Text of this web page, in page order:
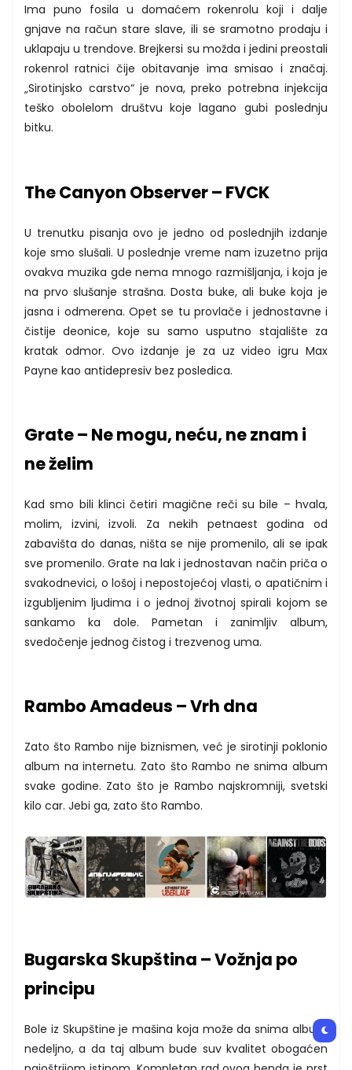
Ima puno fosila u domaćem rokenrolu koji i dalje
gnjave na račun stare slave, ili se sramotno prodaju i
uklapaju u trendove. Brejkersi su možda i jedini preostali
rokenrol ratnici čije obitavanje ima smisao i značaj.
„Sirotinjsko carstvo“ je nova, preko potrebna injekcija
teško obolelom društvu koje lagano gubi poslednju
bitku.
The Canyon Observer – FVCK
U trenutku pisanja ovo je jedno od poslednjih izdanje
koje smo slušali. U poslednje vreme nam izuzetno prija
ovakva muzika gde nema mnogo razmišljanja, i koja je
na prvo slušanje strašna. Dosta buke, ali buke koja je
jasna i odmerena. Opet se tu provlače i jednostavne i
čistije deonice, koje su samo usputno stajalište za
kratak odmor. Ovo izdanje je za uz video igru Max
Payne kao antidepresiv bez posledica.
Grate – Ne mogu, neću, ne znam i
ne želim
Kad smo bili klinci četiri magične reči su bile – hvala,
molim, izvini, izvoli. Za nekih petnaest godina od
zabavišta do danas, ništa se nije promenilo, ali se ipak
sve promenilo. Grate na lak i jednostavan način priča o
svakodnevici, o lošoj i nepostojećoj vlasti, o apatičnim i
izgubljenim ljudima i o jednoj životnoj spirali kojom se
sankamo ka dole. Pametan i zanimljiv album,
svedočenje jednog čistog i trezvenog uma.
Rambo Amadeus – Vrh dna
Zato što Rambo nije biznismen, već je sirotinji poklonio
album na internetu. Zato što Rambo ne snima album
svake godine. Zato što je Rambo najskromniji, svetski
kilo car. Jebi ga, zato što Rambo.
Bugarska Skupština – Vožnja po
principu
Bole iz Skupštine je mašina koja može da snima album
nedeljno, a da taj album bude suv kvalitet obogaćen